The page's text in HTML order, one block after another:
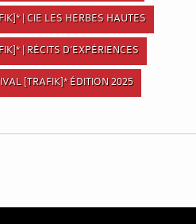
| CIE LES HERBES HAUTES
| RÉCITS D’EXPÉRIENCES
[TRAFIK]* ÉDITION 2025